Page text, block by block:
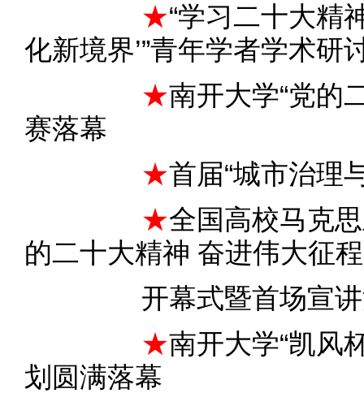
★“学习二十大精
化新境界’”青年学者学术研
★南开大学“党的
赛落幕
★首届“城市治理
★全国高校马克
的二十大精神 奋进伟大征
开幕式暨首场宣
★南开大学“凯风
划圆满落幕